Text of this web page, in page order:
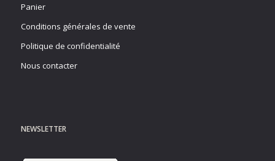
Panier
Conditions générales de vente
Politique de confidentialité
Nous contacter
NEWSLETTER